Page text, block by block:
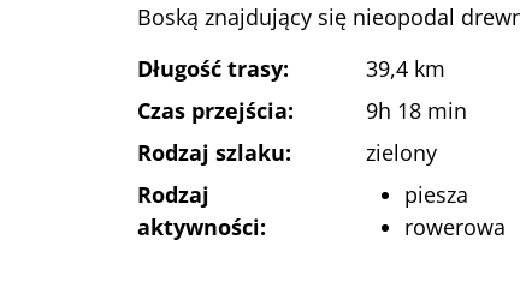
Boską znajdujący się nieopodal
Długość trasy:
39,4 km
Czas przejścia:
9h 18 min
Rodzaj szlaku:
zielony
Rodzaj
aktywności:
piesza
rowerowa